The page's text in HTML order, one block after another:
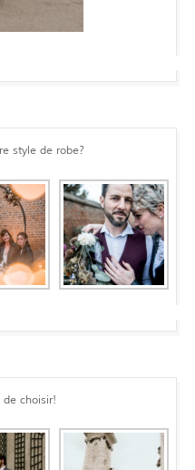
style de robe?
choisir!